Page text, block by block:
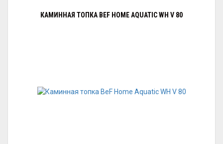
КАМИННАЯ ТОПКА BEF HOME AQUATIC WH V 80